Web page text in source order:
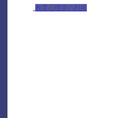
教育心理学の利用